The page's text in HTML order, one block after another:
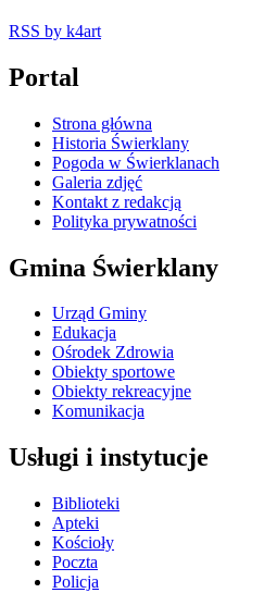
RSS by k4art
Portal
Strona główna
Historia Świerklany
Pogoda w Świerklanach
Galeria zdjęć
Kontakt z redakcją
Polityka prywatności
Gmina Świerklany
Urząd Gminy
Edukacja
Ośrodek Zdrowia
Obiekty sportowe
Obiekty rekreacyjne
Komunikacja
Usługi i instytucje
Biblioteki
Apteki
Kościoły
Poczta
Policja